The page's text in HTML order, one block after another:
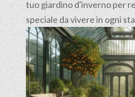
tuo giardino d'inverno per
speciale da vivere in ogni